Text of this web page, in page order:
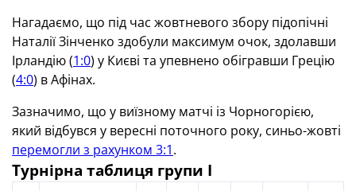
Нагадаємо, що під час жовтневого збору підопічні
Наталії Зінченко здобули максимум очок, здолавши
Ірландію (1:0) у Києві та упевнено обігравши Грецію
(4:0) в Афінах.
Зазначимо, що у виїзному матчі із Чорногорією,
який відбувся у вересні поточного року, синьо-жовті
перемогли з рахунком 3:1.
Турнірна таблиця групи I